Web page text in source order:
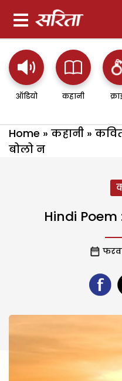
ऑडियो कहानी
Home » कहानी »
बोलो न
Hindi